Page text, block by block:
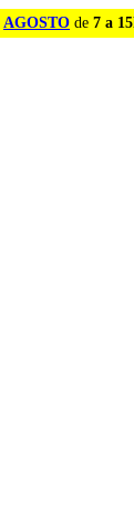
AGOSTO de 7 a